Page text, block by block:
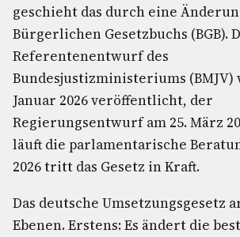
geschieht das durch eine
Bürgerlichen Gesetzbuchs (BGB).
Referentenentwurf des
Bundesjustizministeriums (BMJV)
Januar 2026 veröffentlicht, der
Regierungsentwurf am 25. März
läuft die parlamentarische
2026 tritt das Gesetz in Kraft.
Das deutsche Umsetzungsgesetz
Ebenen. Erstens: Es ändert die